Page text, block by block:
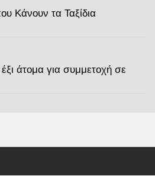
Κάνουν τα Ταξίδια
άτομα για συμμετοχή σε